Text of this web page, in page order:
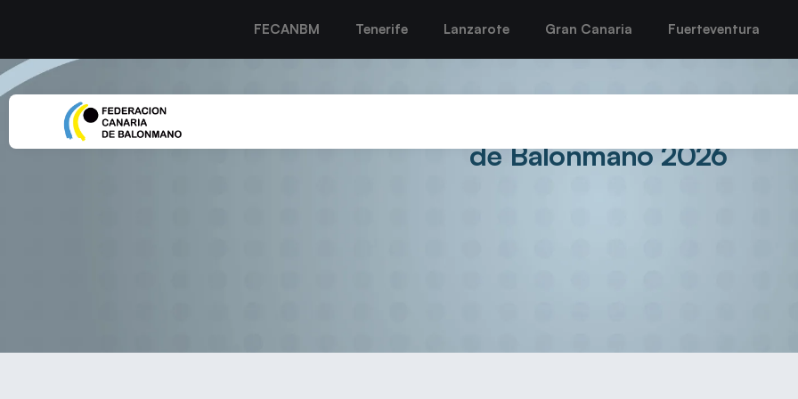
FECANBM Tenerife Lanzarote Gran Canaria Fuerteventura
Telde se prepara para acoger unas semifinales de alto
de Balonmano 2026